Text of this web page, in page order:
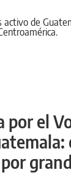
por el